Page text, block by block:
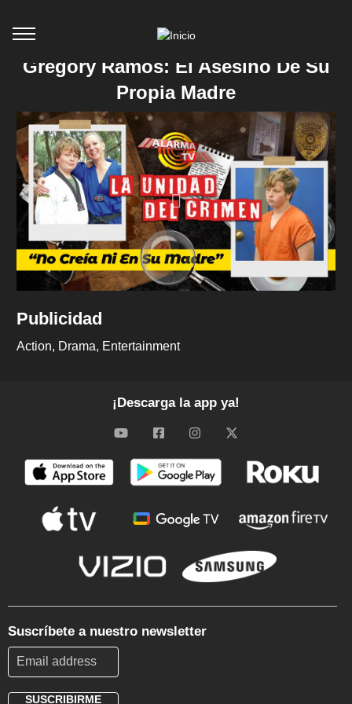
Gregory Ramos: El Asesino De Su
Propia Madre
Publicidad
Action Drama Entertainment
¡Descarga la app ya!
Suscríbete a nuestro newsletter
SUSCRIBIRME